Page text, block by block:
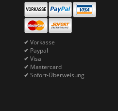
✔ Vorkasse
✔ Paypal
✔ Visa
✔ Mastercard
✔ Sofort-Überweisung